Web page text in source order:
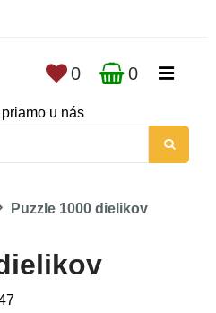
u nás
0 0
Puzzle 1000 dielikov